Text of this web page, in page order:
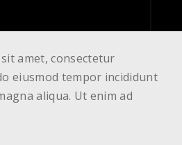
amet, consectetur
eiusmod tempor incididunt
aliqua. Ut enim ad